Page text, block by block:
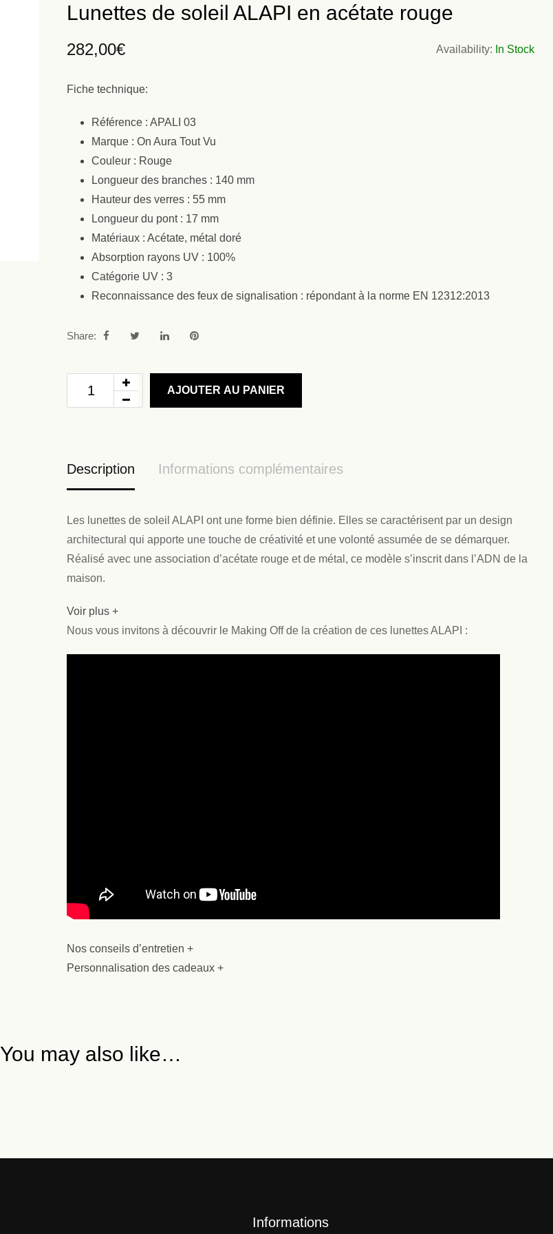
Lunettes de soleil ALAPI en acétate rouge
282,00€ Availability: In Stock
Fiche technique:
Référence : APALI 03
Marque : On Aura Tout Vu
Couleur : Rouge
Longueur des branches : 140 mm
Hauteur des verres : 55 mm
Longueur du pont : 17 mm
Matériaux : Acétate, métal doré
Absorption rayons UV : 100%
Catégorie UV : 3
Reconnaissance des feux de signalisation : répondant à la norme EN 12312:2013
Share:
AJOUTER AU PANIER
Description Informations complémentaires
Les lunettes de soleil ALAPI ont une forme bien définie. Elles se caractérisent par un design
architectural qui apporte une touche de créativité et une volonté assumée de se démarquer.
Réalisé avec une association d’acétate rouge et de métal, ce modèle s’inscrit dans l’ADN de la
maison.
Voir plus +
Nous vous invitons à découvrir le Making Off de la création de ces lunettes ALAPI :
Nos conseils d’entretien +
Personnalisation des cadeaux +
You may also like…
Informations